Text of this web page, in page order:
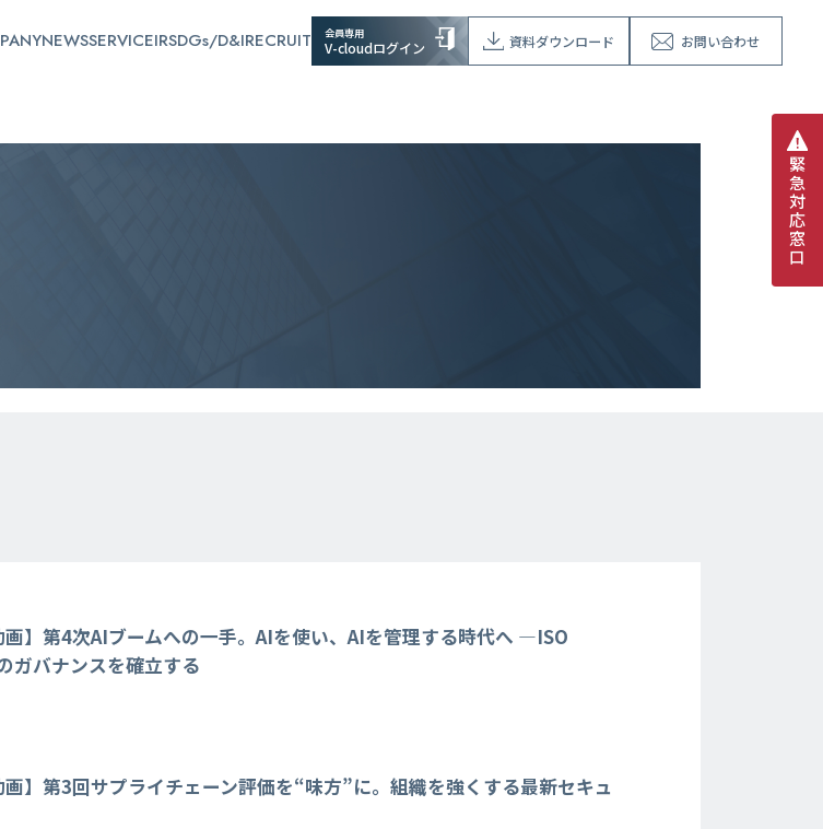
NEWSSERVICEIRSDGs/D&IRECRUIT 会員専用
V-cloudログイン 資料ダウンロード お問い合わせ
緊
急
対
応
窓
口
画】第4次AIブームへの一手。AIを使い、AIを管理する時代へ —ISO
ガバナンスを確立する
画】第3回サプライチェーン評価を“味方”に。組織を強くする最新セキュ